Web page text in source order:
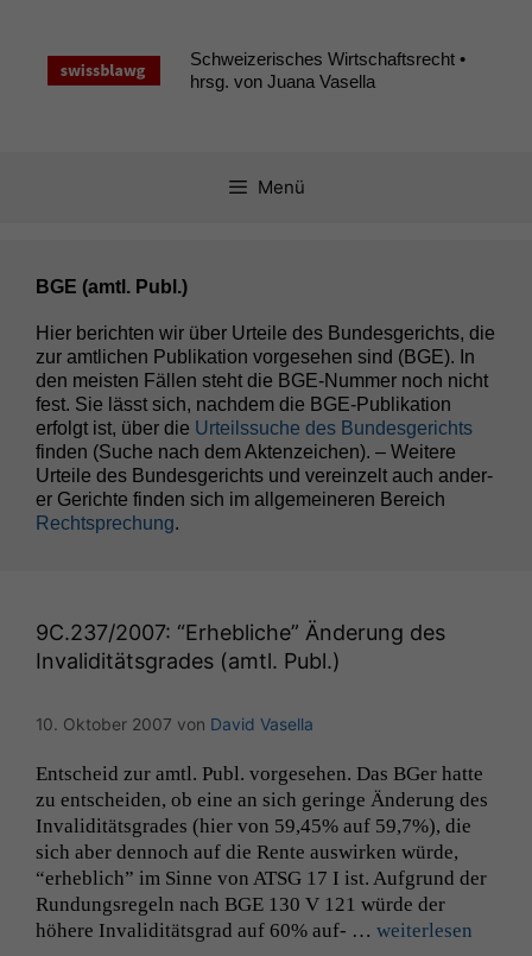
springen
Schweizerisches Wirtschaftsrecht •
hrsg. von Juana Vasella
Menü
BGE (amtl. Publ.)
Hier bericht­en wir über Urteile des Bun­des­gerichts, die
zur amtlichen Pub­lika­tion vorge­se­hen sind (BGE). In
den meis­ten Fällen ste­ht die BGE-Num­mer noch nicht
fest. Sie lässt sich, nach­dem die BGE-Pub­lika­tion
erfol­gt ist, über die Urteilssuche des Bun­des­gerichts
find­en (Suche nach dem Akten­ze­ichen). – Weit­ere
Urteile des Bun­des­gerichts und vere­inzelt auch ander­
er Gerichte find­en sich im all­ge­meineren Bere­ich
Recht­sprechung.
9C.237/2007: “Erhebliche” Änderung des
Invaliditätsgrades (amtl. Publ.)
10. Oktober 2007 von David Vasella
Entscheid zur amtl. Publ. vorge­se­hen. Das BGer hat­te
zu entschei­den, ob eine an sich geringe Änderung des
Inva­lid­itäts­grades (hier von 59,45% auf 59,7%), die
sich aber den­noch auf die Rente auswirken würde,
“erhe­blich” im Sinne von ATSG 17 I ist. Auf­grund der
Run­dungsregeln nach BGE 130 V 121 würde der
höhere Inva­lid­itäts­grad auf 60% auf- … weit­er­lesen